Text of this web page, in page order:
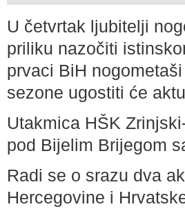
U četvrtak ljubitelji
priliku nazočiti
prvaci BiH
sezone ugostiti će
Utakmica HŠK
pod Bijelim Brijegom
Radi se o srazu dva
Hercegovine i